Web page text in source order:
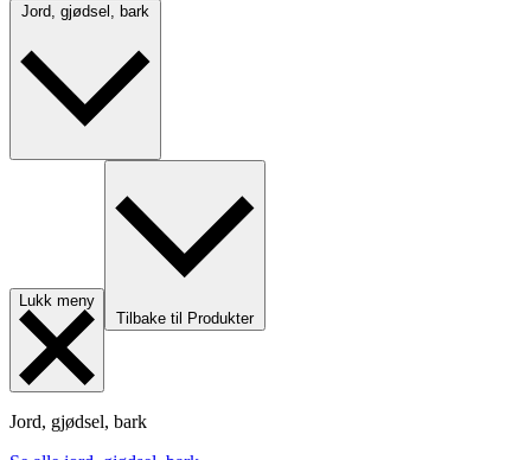
Lukk meny
Tilbake til Produkter
Jord, gjødsel, bark